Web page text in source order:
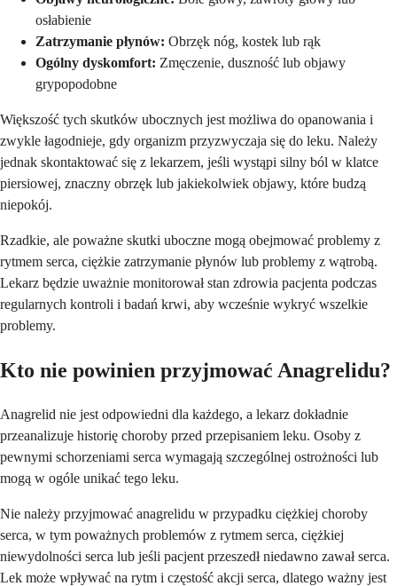
osłabienie
Zatrzymanie płynów: Obrzęk nóg, kostek lub rąk
Ogólny dyskomfort: Zmęczenie, duszność lub objawy
grypopodobne
Większość tych skutków ubocznych jest możliwa do opanowania i
zwykle łagodnieje, gdy organizm przyzwyczaja się do leku. Należy
jednak skontaktować się z lekarzem, jeśli wystąpi silny ból w klatce
piersiowej, znaczny obrzęk lub jakiekolwiek objawy, które budzą
niepokój.
Rzadkie, ale poważne skutki uboczne mogą obejmować problemy z
rytmem serca, ciężkie zatrzymanie płynów lub problemy z wątrobą.
Lekarz będzie uważnie monitorował stan zdrowia pacjenta podczas
regularnych kontroli i badań krwi, aby wcześnie wykryć wszelkie
problemy.
Kto nie powinien przyjmować Anagrelidu?
Anagrelid nie jest odpowiedni dla każdego, a lekarz dokładnie
przeanalizuje historię choroby przed przepisaniem leku. Osoby z
pewnymi schorzeniami serca wymagają szczególnej ostrożności lub
mogą w ogóle unikać tego leku.
Nie należy przyjmować anagrelidu w przypadku ciężkiej choroby
serca, w tym poważnych problemów z rytmem serca, ciężkiej
niewydolności serca lub jeśli pacjent przeszedł niedawno zawał serca.
Lek może wpływać na rytm i częstość akcji serca, dlatego ważny jest